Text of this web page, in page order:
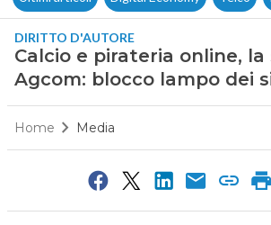
DIRITTO D'AUTORE
Calcio e pirateria online,
Agcom: blocco lampo dei
Home Media